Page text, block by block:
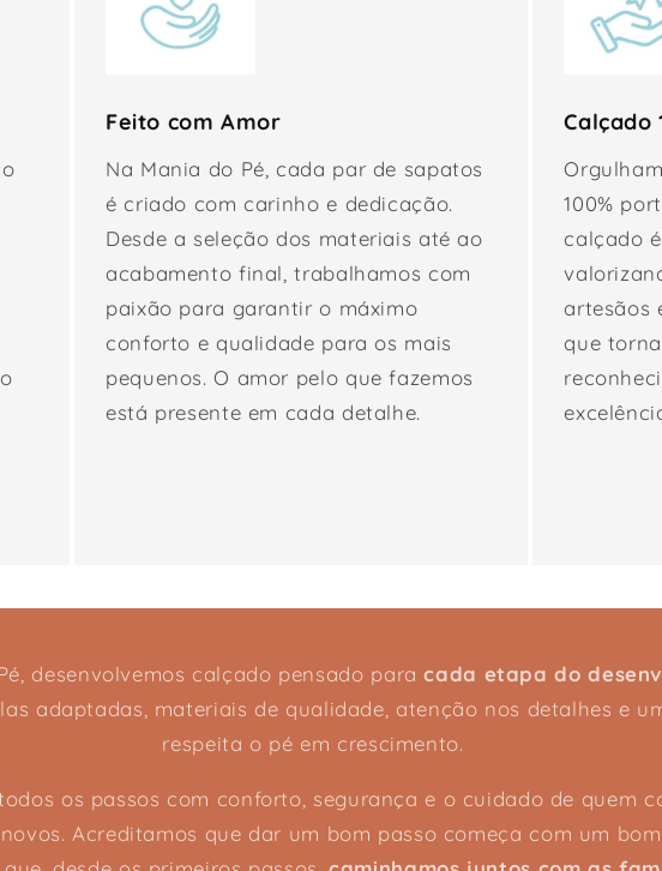
Feito com Amor
Na Mania do Pé, cada par de sapatos
é criado com carinho e dedicação.
Desde a seleção dos materiais até ao
acabamento final, trabalhamos com
paixão para garantir o máximo
conforto e qualidade para os mais
pequenos. O amor pelo que fazemos
está presente em cada detalhe.
Calçado
100%
calçado
artesãos
que
desenvolvemos calçado pensado paracada etapa do
adaptadas, materiais de qualidade, atenção nos detalhes e
respeita o pé em crescimento.
os passos com conforto, segurança e o cuidado de quem
Acreditamos que dar um bom passo começa com um